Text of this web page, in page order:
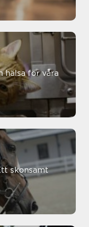
hälsa för våra
skonsamt